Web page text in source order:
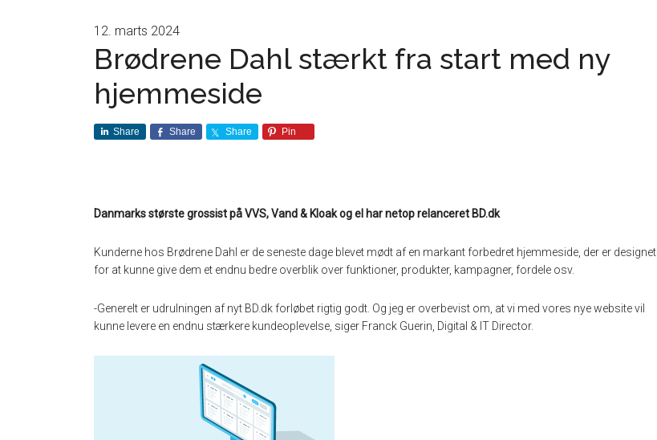
12. marts 2024
Brødrene Dahl stærkt fra start med ny
hjemmeside
Share Share Share Pin
Danmarks største grossist på VVS, Vand & Kloak og el har netop relanceret BD.dk
Kunderne hos Brødrene Dahl er de seneste dage blevet mødt af en markant forbedret hjemmeside, der er designet
for at kunne give dem et endnu bedre overblik over funktioner, produkter, kampagner, fordele osv.
-Generelt er udrulningen af nyt BD.dk forløbet rigtig godt. Og jeg er overbevist om, at vi med vores nye website vil
kunne levere en endnu stærkere kundeoplevelse, siger Franck Guerin, Digital & IT Director.